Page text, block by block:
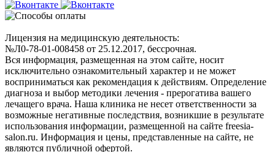
Лицензия на медицинскую деятельность:
№Л0-78-01-008458 от 25.12.2017, бессрочная.
Вся информация, размещенная на этом сайте, носит
исключительно ознакомительный характер и не может
восприниматься как рекомендация к действиям. Определение
диагноза и выбор методики лечения - прерогатива вашего
лечащего врача. Наша клиника не несет ответственности за
возможные негативные последствия, возникшие в результате
использования информации, размещенной на сайте freesia-
salon.ru. Информация и цены, представленные на сайте, не
являются публичной офертой.